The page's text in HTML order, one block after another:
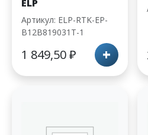
ELP
Артикул: ELP-RTK-EP-
B12B819031T-1
1 849,50₽ +